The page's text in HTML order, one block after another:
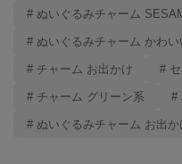
MICHU COQUETTE
ミチュ コケット
ミースロエ
ミーエスミーム
# ぬいぐるみチャーム
# ぬいぐるみチャーム かわい
# チャーム お出かけ #
# チャーム グリーン系 #
# ぬいぐるみチャーム お出か